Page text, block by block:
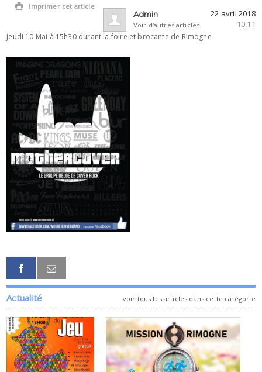
 Imprimer cet article
Admin
Voir d'autres articles
22 avril 2018
10:11
Jeudi 10 Mai à 15h30 durant la foire et brocante de Rimogne
Actualité voir tous les articles dans cette catégorie